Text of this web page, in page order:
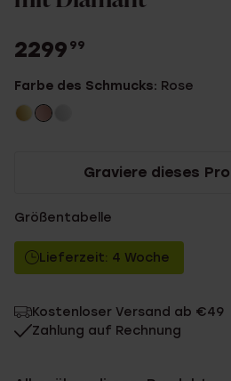
2299 99
Farbe des Schmucks: Rose
Graviere dieses
Größentabelle
Lieferzeit: 4 Woche
Kostenloser Versand ab €49
Zahlung auf Rechnung